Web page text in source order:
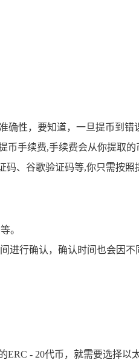
性，要知道，一旦提币到错
手续费,手续费会从你提取的
、谷歌验证码等,你只需按照
。
进行确认，确认时间也会因
- 20代币，就需要选择以